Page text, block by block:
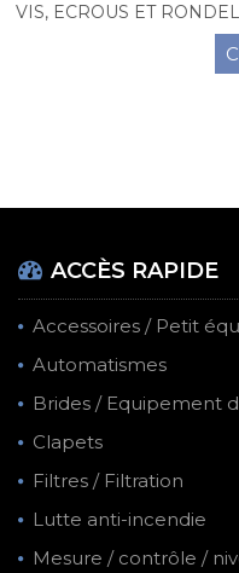
VIS, ECROUS ET
ACCÈS RAPIDE
Accessoires / Petit
Automatismes
Brides / Equipement
Clapets
Filtres / Filtration
Lutte anti-incendie
Mesure / contrôle /